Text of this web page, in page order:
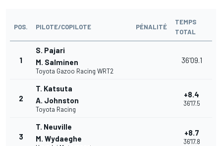
POS. PILOTE/COPILOTE PÉNALITÉ
TEMPS
TOTAL
1
S. Pajari
M. Salminen
Toyota Gazoo Racing WRT2
36'09.1
2
T. Katsuta
A. Johnston
Toyota Racing
+8.4
36'17.5
3
T. Neuville
M. Wydaeghe
+8.7
36'17.8